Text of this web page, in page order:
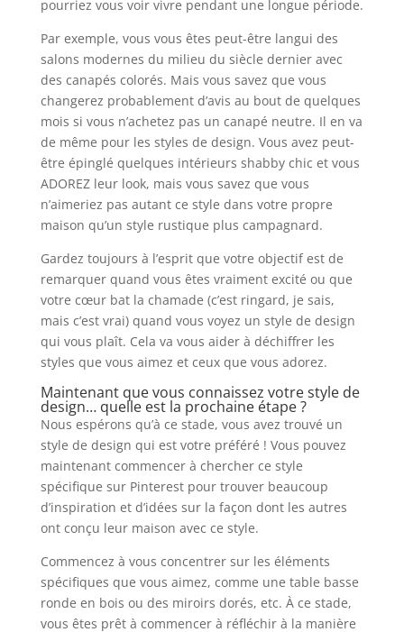
pourriez vous voir vivre pendant une longue période.
Par exemple, vous vous êtes peut-être langui des
salons modernes du milieu du siècle dernier avec
des canapés colorés. Mais vous savez que vous
changerez probablement d’avis au bout de quelques
mois si vous n’achetez pas un canapé neutre. Il en va
de même pour les styles de design. Vous avez peut-
être épinglé quelques intérieurs shabby chic et vous
ADOREZ leur look, mais vous savez que vous
n’aimeriez pas autant ce style dans votre propre
maison qu’un style rustique plus campagnard.
Gardez toujours à l’esprit que votre objectif est de
remarquer quand vous êtes vraiment excité ou que
votre cœur bat la chamade (c’est ringard, je sais,
mais c’est vrai) quand vous voyez un style de design
qui vous plaît. Cela va vous aider à déchiffrer les
styles que vous aimez et ceux que vous adorez.
Maintenant que vous connaissez votre style de
design… quelle est la prochaine étape ?
Nous espérons qu’à ce stade, vous avez trouvé un
style de design qui est votre préféré ! Vous pouvez
maintenant commencer à chercher ce style
spécifique sur Pinterest pour trouver beaucoup
d’inspiration et d’idées sur la façon dont les autres
ont conçu leur maison avec ce style.
Commencez à vous concentrer sur les éléments
spécifiques que vous aimez, comme une table basse
ronde en bois ou des miroirs dorés, etc. À ce stade,
vous êtes prêt à commencer à réfléchir à la manière